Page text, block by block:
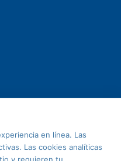
en línea. Las
Las cookies analíticas